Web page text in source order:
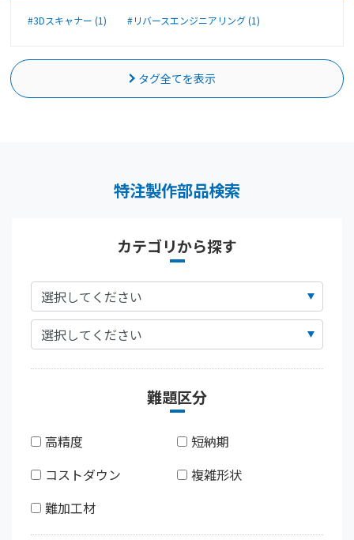
#3Dスキャナー (1) #リバースエンジニアリング (1)
タグ全てを表示
特注製作部品検索
カテゴリから探す
難題区分
高精度
短納期
コストダウン
複雑形状
難加工材